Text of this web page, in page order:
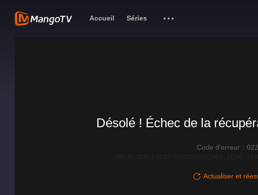
Accueil Séries
Désolé ! Échec de la
Code d'erreur：
Actualiser et